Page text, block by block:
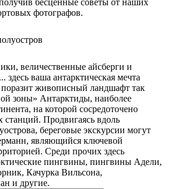
бесценные советы от наших
фотографов.
величественные айсберги и
здесь ваша антарктическая мечта
поразит живописный ландшафт так
зоны» Антарктиды, наиболее
на которой сосредоточено
Продвигаясь вдоль
береговые экскурсии могут
являющийся ключевой
Среди прочих здесь
пингвины, пингвины Адели,
Качурка Вильсона,
и другие.